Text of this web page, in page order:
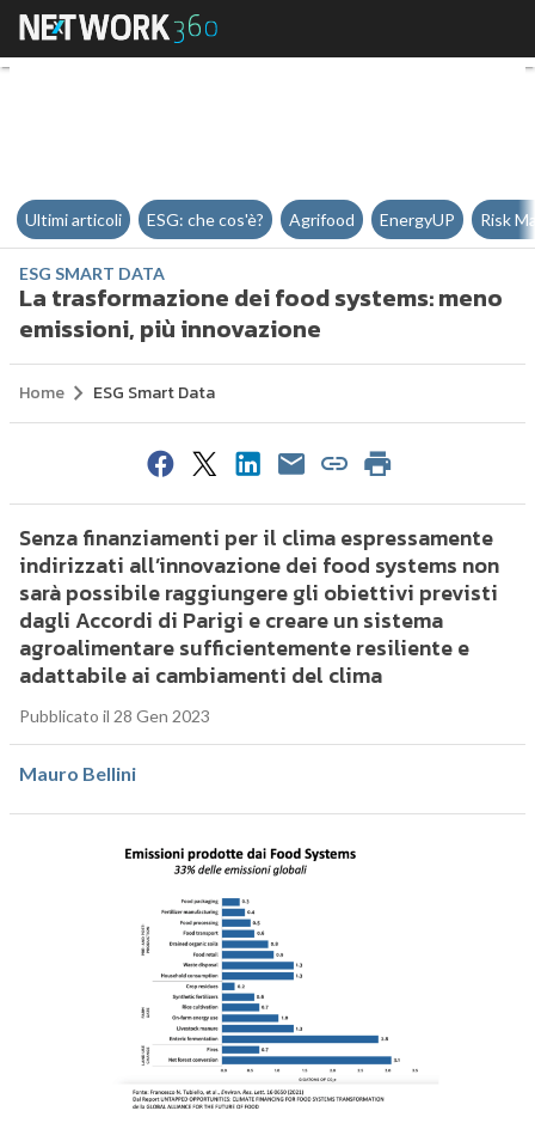
La trasformazione dei food
Ultimi articoli ESG: che cos'è? Agrifood EnergyUP Risk
ESG SMART DATA
La trasformazione dei food systems: meno
emissioni, più innovazione
Home ESG Smart Data
Senza finanziamenti per il clima espressamente
indirizzati all’innovazione dei food systems non
sarà possibile raggiungere gli obiettivi previsti
dagli Accordi di Parigi e creare un sistema
agroalimentare sufficientemente resiliente e
adattabile ai cambiamenti del clima
Pubblicato il 28 Gen 2023
Mauro Bellini